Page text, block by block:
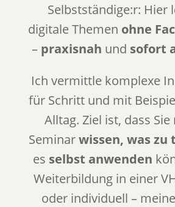
Selbstständige:r: Hier
digitale Themen ohne
– praxisnah und sofort
Ich vermittle komplexe
für Schritt und mit
Alltag. Ziel ist, dass
Seminarwissen, was zu
es selbst anwenden
Weiterbildung in einer
oder individuell –